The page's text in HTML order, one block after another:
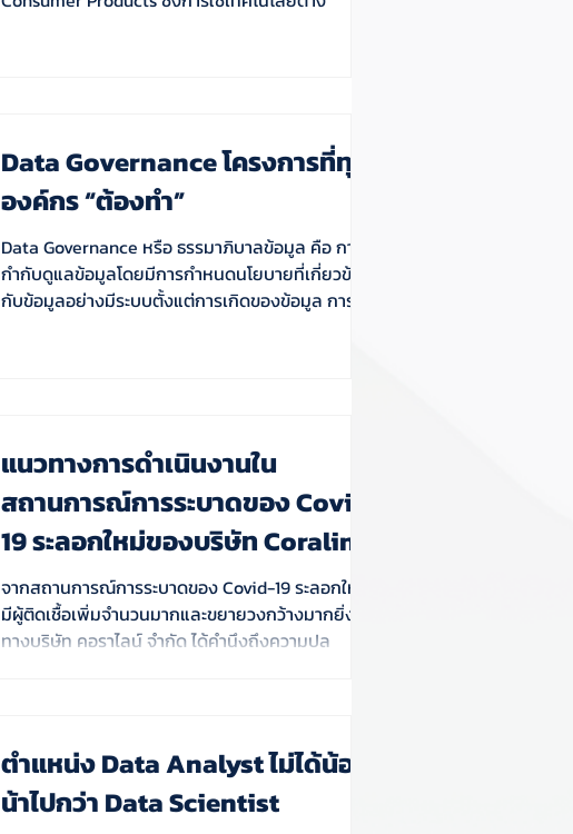
Data Governance โครงการที่ทุก
องค์กร “ต้องทำ”
Data Governance หรือ ธรรมาภิบาลข้อมูล คือ การ
กำกับดูแลข้อมูลโดยมีการกำหนดนโยบายที่เกี่ยวข้อง
กับข้อมูลอย่างมีระบบตั้งแต่การเกิดของข้อมูล การจ
แนวทางการดำเนินงานใน
สถานการณ์การระบาดของ Covid-
19 ระลอกใหม่ของบริษัท Coraline
จากสถานการณ์การระบาดของ Covid-19 ระลอกใหม่ ที่
มีผู้ติดเชื้อเพิ่มจำนวนมากและขยายวงกว้างมากยิ่งขึ้น
ทางบริษัท คอราไลน์ จำกัด ได้คำนึงถึงความปล
ตำแหน่ง Data Analyst ไม่ได้น้อยห
น้าไปกว่า Data Scientist